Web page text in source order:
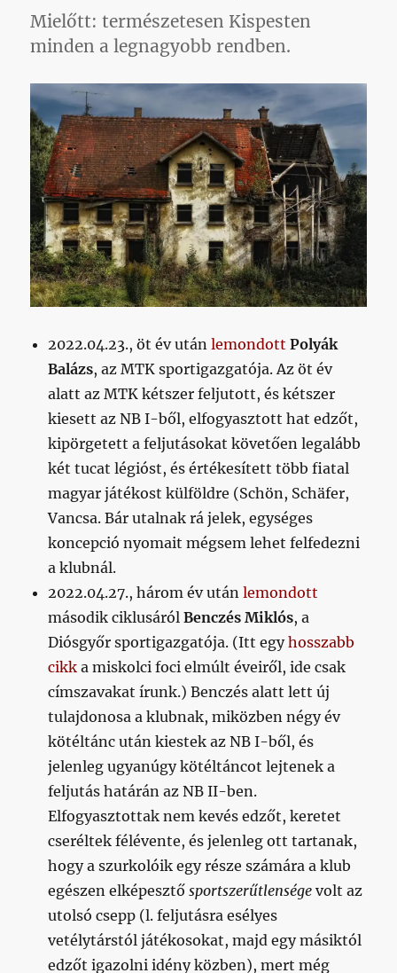
sanszos,
hogy
a
fiatalságunkat
című
bejegyzéshez
Mielőtt: természetesen Kispesten
minden a legnagyobb rendben.
2022.04.23., öt év utánlemondott Polyák
Balázs, az MTK sportigazgatója. Az öt év
alatt az MTK kétszer feljutott, és kétszer
kiesett az NB I-ből, elfogyasztott hat edzőt,
kipörgetett a feljutásokat követően legalább
két tucat légióst, és értékesített több fiatal
magyar játékost külföldre (Schön, Schäfer,
Vancsa. Bár utalnak rá jelek, egységes
koncepció nyomait mégsem lehet felfedezni
a klubnál.
2022.04.27., három év utánlemondott
második ciklusárólBenczés Miklós, a
Diósgyőr sportigazgatója. (Itt egyhosszabb
cikk a miskolci foci elmúlt éveiről, ide csak
címszavakat írunk.) Benczés alatt lett új
tulajdonosa a klubnak, miközben négy év
kötéltánc után kiestek az NB I-ből, és
jelenleg ugyanúgy kötéltáncot lejtenek a
feljutás határán az NB II-ben.
Elfogyasztottak nem kevés edzőt, keretet
cseréltek félévente, és jelenleg ott tartanak,
hogy a szurkolóik egy része számára a klub
egészen elképesztősportszerűtlensége volt az
utolsó csepp (l. feljutásra esélyes
vetélytárstól játékosokat, majd egy másiktól
edzőt igazolni idény közben), mert még